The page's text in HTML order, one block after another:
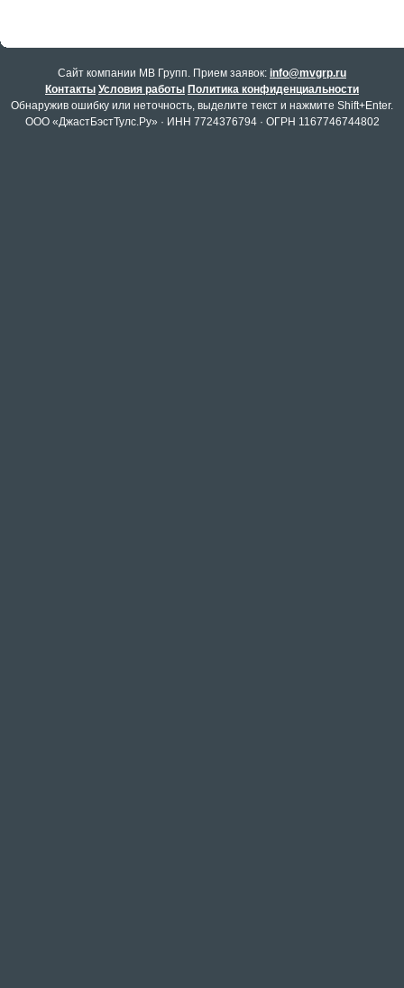
Cайт компании МВ Групп. Прием заявок: info@mvgrp.ru
Контакты Условия работы Политика конфиденциальности
Обнаружив ошибку или неточность, выделите текст и нажмите Shift+Enter.
ООО «ДжастБэстТулс.Ру» · ИНН 7724376794 · ОГРН 1167746744802